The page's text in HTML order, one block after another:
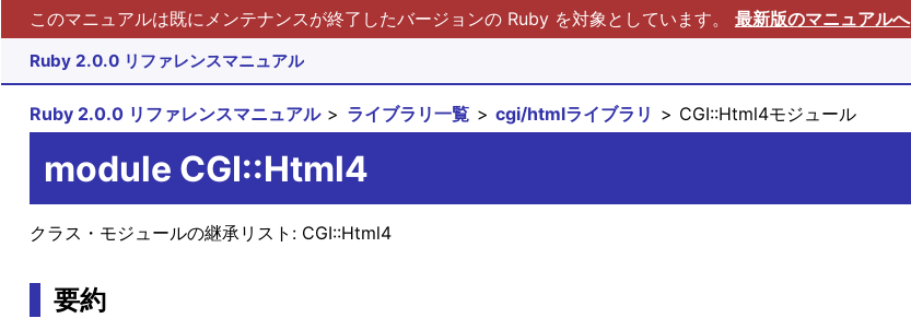
このマニュアルは既にメンテナンスが終了したバージョンの Ruby を対象としています。 最新版のマニュアルへ
Ruby 2.0.0 リファレンスマニュアル
Ruby 2.0.0 リファレンスマニュアル ライブラリ一覧 cgi/htmlライブラリ CGI::Html4モジュール
module CGI::Html4
クラス・モジュールの継承リスト: CGI::Html4
要約